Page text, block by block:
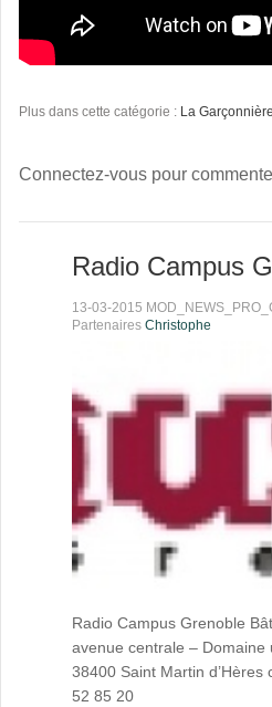
Plus dans cette catégorie : La
Connectez-vous pour
Radio Campus
13-03-2015
Partenaires Christophe
Radio Campus Grenoble
avenue centrale – Domaine
38400 Saint Martin d’Hères
52 85 20